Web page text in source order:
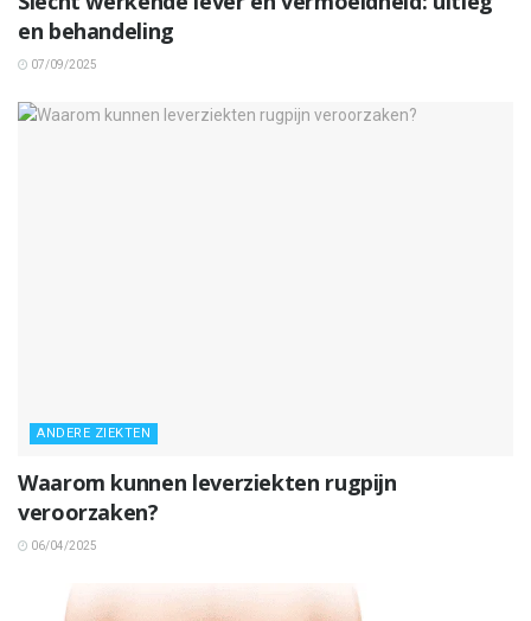
en behandeling
07/09/2025
ANDERE ZIEKTEN
Waarom kunnen leverziekten rugpijn
veroorzaken?
06/04/2025